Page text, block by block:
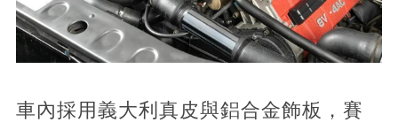
車內採用義大利真皮與鋁合金飾板，賽